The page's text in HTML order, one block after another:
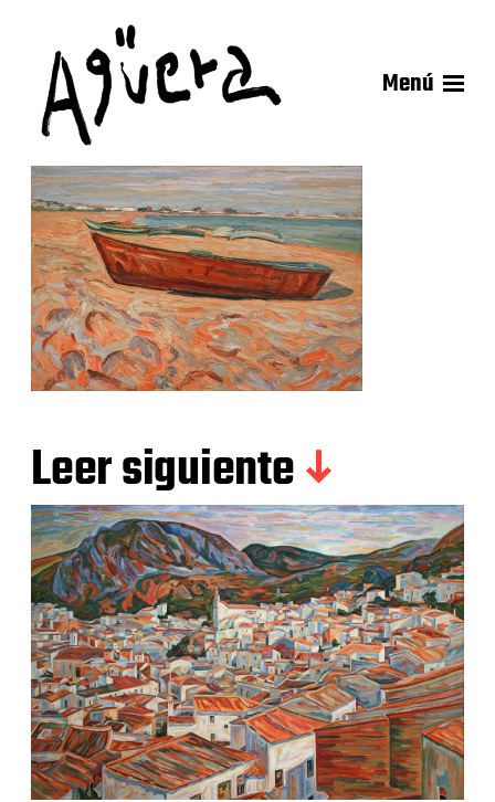
Menú
Leer siguiente